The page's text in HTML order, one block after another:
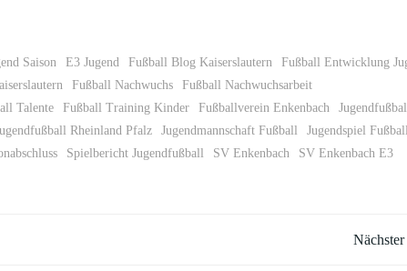
Saison E3 Jugend Fußball Blog Kaiserslautern
Fußball Entwicklung
Fußball Nachwuchs
Fußball Nachwuchsarbeit
Talente Fußball Training Kinder Fußballverein Enkenbach
Rheinland Pfalz Jugendmannschaft Fußball
Jugendspiel
Spielbericht Jugendfußball SV Enkenbach
SV Enkenbach E3